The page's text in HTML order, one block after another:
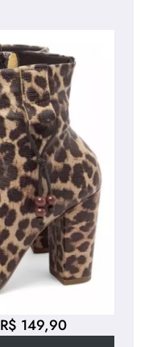
149,90